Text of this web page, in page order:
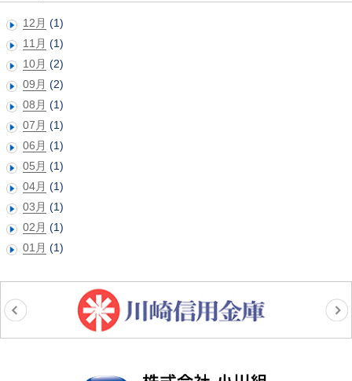
12月 (1)
11月 (1)
10月 (2)
09月 (2)
08月 (1)
07月 (1)
06月 (1)
05月 (1)
04月 (1)
03月 (1)
02月 (1)
01月 (1)